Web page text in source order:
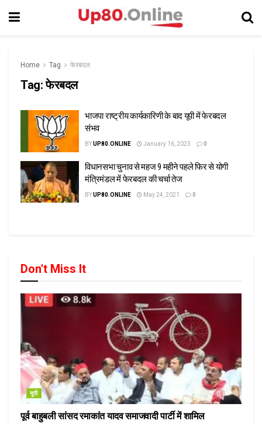
Home Tag फेरबदल
Tag:फेरबदल
भाजपा राष्ट्रीय कार्यकारिणी के बाद यूपी में फेरबदल
संभव
BYUP80.ONLINE January 16, 2023 0
विधानसभा चुनाव से महज 9 महीने पहले फिर से योगी
मंत्रिमंडल में फेरबदल की चर्चा तेज
BYUP80.ONLINE May 24, 2021 0
Don't Miss It
यूपी
पूर्व बाहुबली सांसद रमाकांत यादव समाजवादी पार्टी में शामिल